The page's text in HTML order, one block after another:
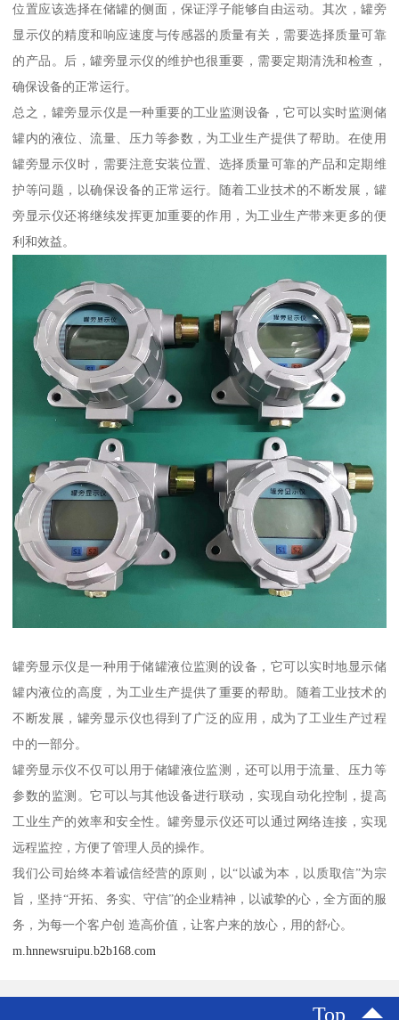
位置应该选择在储罐的侧面，保证浮子能够自由运动。其次，罐旁
显示仪的精度和响应速度与传感器的质量有关，需要选择质量可靠
的产品。后，罐旁显示仪的维护也很重要，需要定期清洗和检查，
确保设备的正常运行。
总之，罐旁显示仪是一种重要的工业监测设备，它可以实时监测储
罐内的液位、流量、压力等参数，为工业生产提供了帮助。在使用
罐旁显示仪时，需要注意安装位置、选择质量可靠的产品和定期维
护等问题，以确保设备的正常运行。随着工业技术的不断发展，罐
旁显示仪还将继续发挥更加重要的作用，为工业生产带来更多的便
利和效益。
罐旁显示仪是一种用于储罐液位监测的设备，它可以实时地显示储
罐内液位的高度，为工业生产提供了重要的帮助。随着工业技术的
不断发展，罐旁显示仪也得到了广泛的应用，成为了工业生产过程
中的一部分。
罐旁显示仪不仅可以用于储罐液位监测，还可以用于流量、压力等
参数的监测。它可以与其他设备进行联动，实现自动化控制，提高
工业生产的效率和安全性。罐旁显示仪还可以通过网络连接，实现
远程监控，方便了管理人员的操作。
我们公司始终本着诚信经营的原则，以“以诚为本，以质取信”为宗
旨，坚持“开拓、务实、守信”的企业精神，以诚挚的心，全方面的服
务，为每一个客户创 造高价值，让客户来的放心，用的舒心。
m.hnnewsruipu.b2b168.com
Top